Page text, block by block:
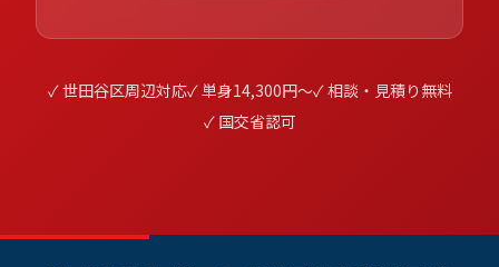
✓ 世田谷区周辺対応✓ 単身14,300円〜✓ 相談・見積り無料
✓ 国交省認可